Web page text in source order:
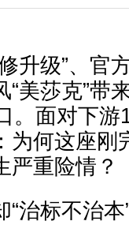
级”、官
美莎克”带
。面对下游
为何这座刚
严重险情？
标不治本